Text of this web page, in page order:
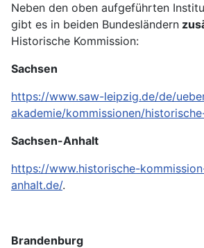
Neben den oben aufgeführten
gibt es in beiden Bundesländern
Historische Kommission:
Sachsen
https://www.saw-leipzig.de/de/
akademie/kommissionen/
Sachsen-Anhalt
https://www.historische-
anhalt.de/.
Brandenburg